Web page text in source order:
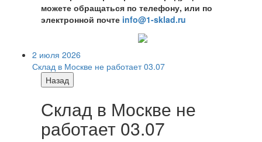
можете обращаться по телефону, или по
электронной почте info@1-sklad.ru
2 июля 2026
Склад в Москве не работает 03.07
Назад
Склад в Москве не
работает 03.07